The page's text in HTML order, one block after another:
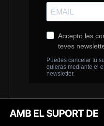
AMB EL SUPORT DE